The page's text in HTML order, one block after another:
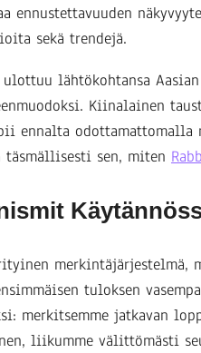
ennustettavuuden
sekä trendejä.
lähtökohtansa
Kiinalainen
ennalta odottamattomalla
täsmällisesti sen, miten
tuloksen
merkitsemme jatkavan
liikumme välittömästi